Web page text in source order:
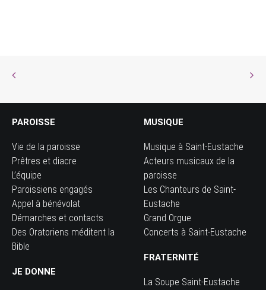
PAROISSE
Vie de la paroisse
Prêtres et diacre
L’équipe
Paroissiens engagés
Appel à bénévolat
Démarches et contacts
Des Oratoriens méditent la
Bible
JE DONNE
MUSIQUE
Musique à Saint-Eustache
Acteurs musicaux de la
paroisse
Les Chanteurs de Saint-
Eustache
Grand Orgue
Concerts à Saint-Eustache
FRATERNITÉ
La Soupe Saint-Eustache